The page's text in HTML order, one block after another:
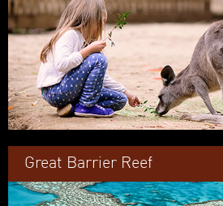
Great Barrier Reef